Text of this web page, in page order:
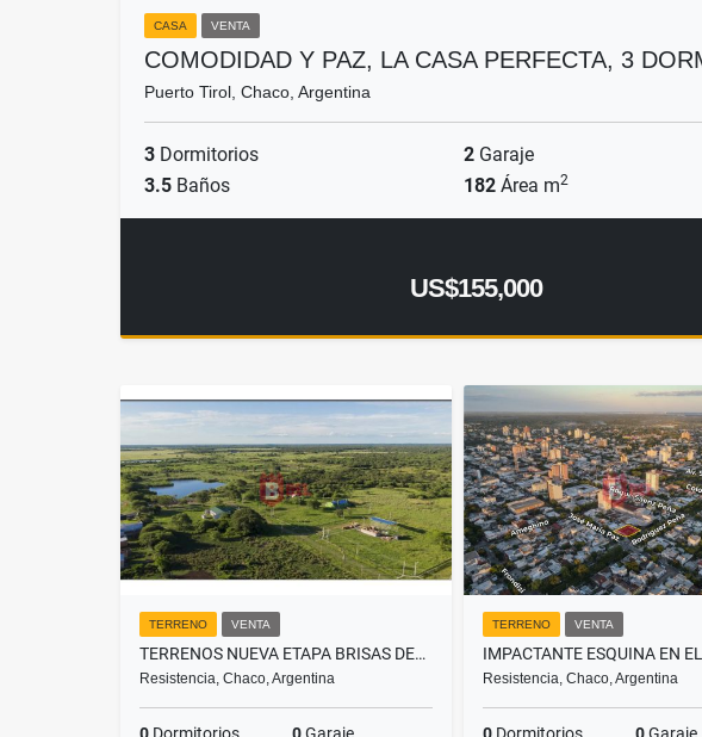
CASA VENTA
COMODIDAD Y PAZ, LA CASA PERFECTA, 3
Puerto Tirol, Chaco, Argentina
3 Dormitorios 2 Garaje
3.5 Baños 182 Área m2
US$155,000
TERRENO VENTA
TERRENOS NUEVA ETAPA BRISAS DEL NORTE, BDN NORTE
Resistencia, Chaco, Argentina
TERRENO VENTA
Resistencia, Chaco, Argentina